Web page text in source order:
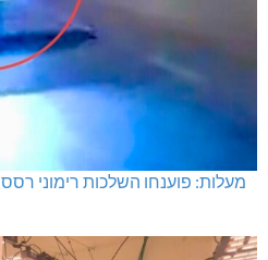
מעלות: פוענחו השלכות רימוני רסס